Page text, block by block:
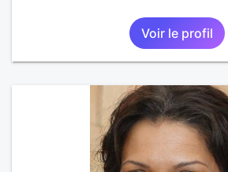
Voir le profil